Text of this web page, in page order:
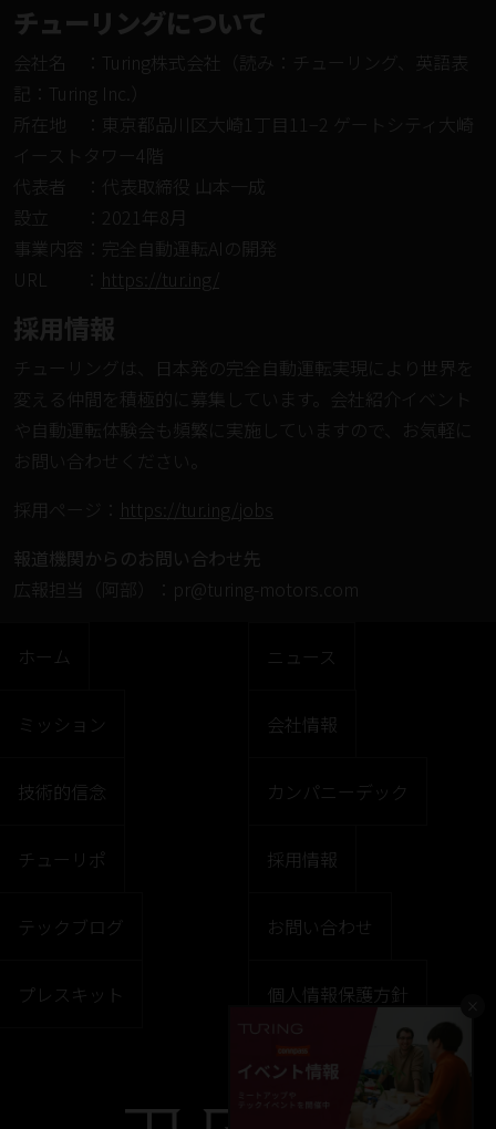
チューリングについて
会社名 ：Turing株式会社（読み：チューリング、英語表
記：Turing Inc.）
所在地 ：東京都品川区大崎1丁目11−2 ゲートシティ大崎
イーストタワー4階
代表者 ：代表取締役 ⼭本⼀成
設⽴ ：2021年8⽉
事業内容：完全自動運転AIの開発
URL ： https://tur.ing/
採⽤情報
チューリングは、日本発の完全自動運転実現により世界を
変える仲間を積極的に募集しています。会社紹介イベント
や自動運転体験会も頻繁に実施していますので、お気軽に
お問い合わせください。
採⽤ページ： https://tur.ing/jobs
報道機関からのお問い合わせ先
広報担当（阿部）：pr@turing-motors.com
ホーム
ミッション
技術的信念
チューリポ
テックブログ
プレスキット
ニュース
会社情報
カンパニーデック
採用情報
お問い合わせ
個人情報保護方針